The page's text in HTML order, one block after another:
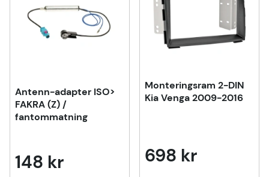
Antenn-adapter ISO>
FAKRA (Z) /
fantommatning
148 kr
Monteringsram 2-DIN
Kia Venga 2009-2016
698 kr